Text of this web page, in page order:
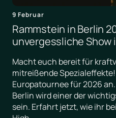
9 Februar
Rammstein in Berlin
unvergessliche Show
Macht euch bereit für
mitreißende
Europatournee für 2026
Berlin wird einer der
sein. Erfahrt jetzt, wie ihr